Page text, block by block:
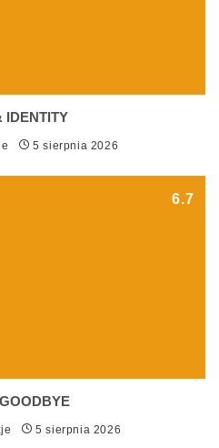
IDENTITY
5 sierpnia 2026
6.7
5 sierpnia 2026